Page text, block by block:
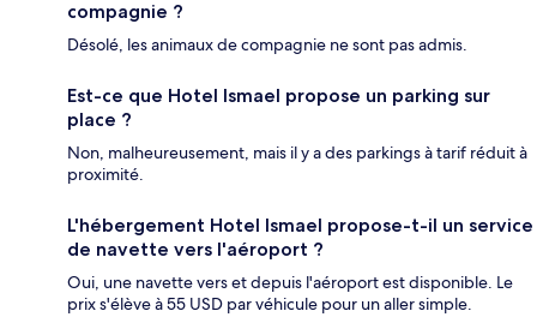
compagnie ?
Désolé, les animaux de compagnie ne sont pas admis.
Est-ce que Hotel Ismael propose un parking sur
place ?
Non, malheureusement, mais il y a des parkings à tarif réduit à
proximité.
L'hébergement Hotel Ismael propose-t-il un service
de navette vers l'aéroport ?
Oui, une navette vers et depuis l'aéroport est disponible. Le
prix s'élève à 55 USD par véhicule pour un aller simple.